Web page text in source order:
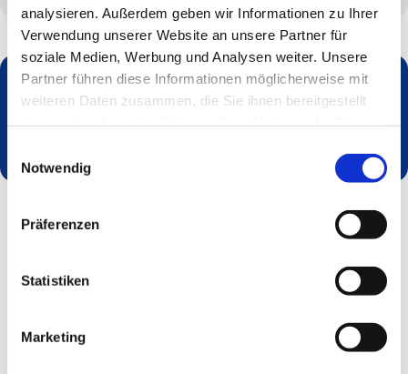
analysieren. Außerdem geben wir Informationen zu Ihrer
Verwendung unserer Website an unsere Partner für
soziale Medien, Werbung und Analysen weiter. Unsere
Partner führen diese Informationen möglicherweise mit
weiteren Daten zusammen, die Sie ihnen bereitgestellt
Notwendig
Präferenzen
Statistiken
Marketing
Dies könnte Sie auch interessieren